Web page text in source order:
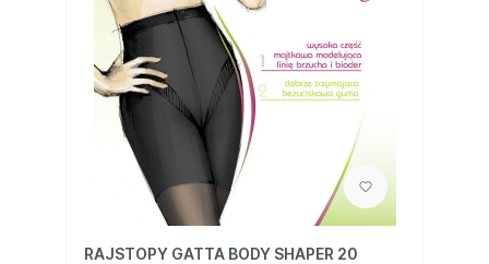
RAJSTOPY GATTA BODY SHAPER 20